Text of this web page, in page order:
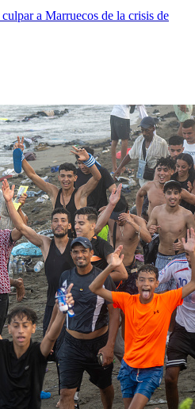
a Marruecos de la crisis de